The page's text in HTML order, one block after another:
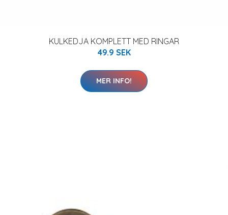
KULKEDJA KOMPLETT MED RINGAR
49.9 SEK
MER INFO!